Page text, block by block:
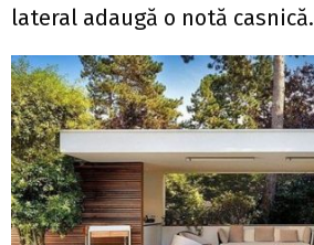
lateral adaugă o notă casnică.